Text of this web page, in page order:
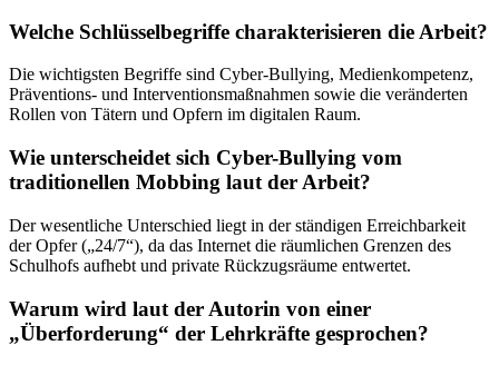
Welche Schlüsselbegriffe charakterisieren die Arbeit?
Die wichtigsten Begriffe sind Cyber-Bullying, Medienkompetenz,
Präventions- und Interventionsmaßnahmen sowie die veränderten
Rollen von Tätern und Opfern im digitalen Raum.
Wie unterscheidet sich Cyber-Bullying vom
traditionellen Mobbing laut der Arbeit?
Der wesentliche Unterschied liegt in der ständigen Erreichbarkeit
der Opfer („24/7“), da das Internet die räumlichen Grenzen des
Schulhofs aufhebt und private Rückzugsräume entwertet.
Warum wird laut der Autorin von einer
„Überforderung“ der Lehrkräfte gesprochen?